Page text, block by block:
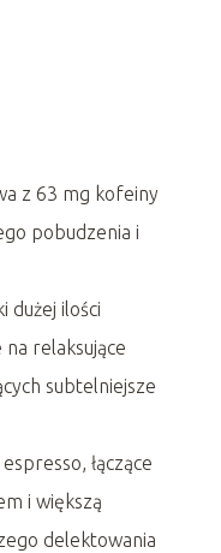
z 63 mg kofeiny
pobudzenia i
dużej ilości
relaksujące
subtelniejsze
łączące
i większą
delektowania